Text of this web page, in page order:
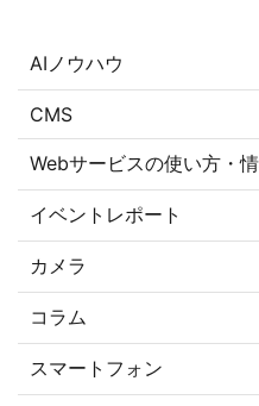
AIノウハウ
CMS
Webサービスの使い方・
イベントレポート
カメラ
コラム
スマートフォン